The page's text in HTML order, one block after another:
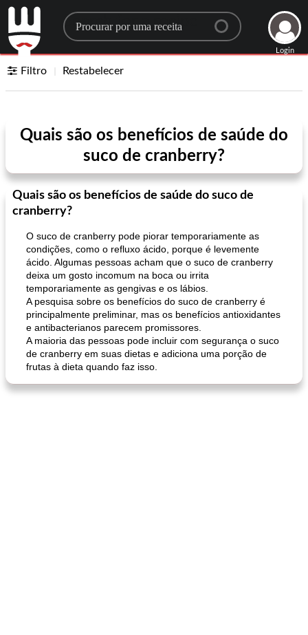
Search for a recipe
Login
Filtro Restabelecer
Quais são os benefícios de saúde do
suco de cranberry?
Quais são os benefícios de saúde do suco de
cranberry?
O suco de cranberry pode piorar temporariamente as
condições, como o refluxo ácido, porque é levemente
ácido. Algumas pessoas acham que o suco de cranberry
deixa um gosto incomum na boca ou irrita
temporariamente as gengivas e os lábios.
A pesquisa sobre os benefícios do suco de cranberry é
principalmente preliminar, mas os benefícios antioxidantes
e antibacterianos parecem promissores.
A maioria das pessoas pode incluir com segurança o suco
de cranberry em suas dietas e adiciona uma porção de
frutas à dieta quando faz isso.